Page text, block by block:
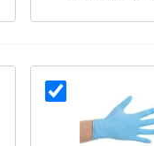
100 Stück